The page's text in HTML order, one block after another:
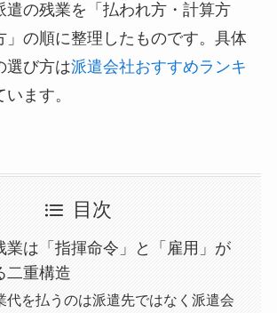
遣の残業を「払われ方・計算方
」の順に整理したものです。具体
選び方は派遣会社おすすめランキ
ます。
目次
業は「指揮命令」と「雇用」が
二重構造
代を払うのは派遣先ではなく派遣会